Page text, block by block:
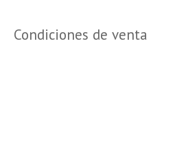
Condiciones de venta